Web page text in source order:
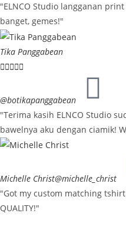
"ELNCO Studio langganan
banget, gemes!"
Tika Panggabean

@botikapanggabean
"Terima kasih ELNCO Studio
bawelnya aku dengan ciamik!
Michelle Christ@michelle_christ
"Got my custom matching tshirt
QUALITY!"